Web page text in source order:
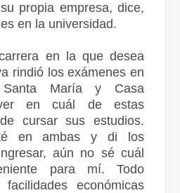
propia empresa, dice,
en la universidad.
en la que desea
rindió los exámenes en
Santa María y Casa
en cuál de estas
cursar sus estudios.
en ambas y di los
aún no sé cuál
para mí. Todo
económicas